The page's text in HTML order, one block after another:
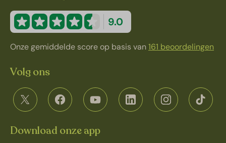
9.0
Onze gemiddelde score op basis van161 beoordelingen
Volg ons
Download onze app